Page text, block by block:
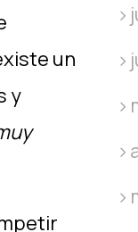
un
y